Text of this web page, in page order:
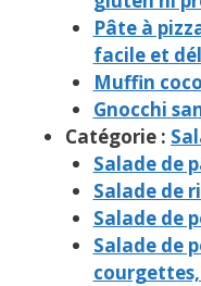
Pâte à
facile et
Muffin
Gnocchi
Catégorie :
Salade de
Salade de
Salade de
Salade de